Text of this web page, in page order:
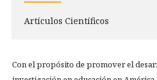
Artículos Científicos
Con el propósito de promover el